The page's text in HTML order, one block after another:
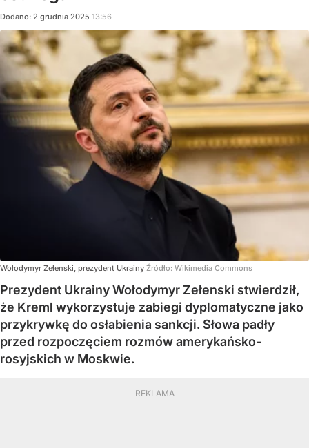
Dodano: 2 grudnia 2025 13:56
Wołodymyr Zełenski, prezydent Ukrainy Źródło: Wikimedia Commons
Prezydent Ukrainy Wołodymyr Zełenski stwierdził,
że Kreml wykorzystuje zabiegi dyplomatyczne jako
przykrywkę do osłabienia sankcji. Słowa padły
przed rozpoczęciem rozmów amerykańsko-
rosyjskich w Moskwie.